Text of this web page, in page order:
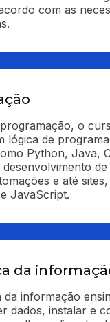
com as
o
lógica de
Python, Java,
e até
JavaScript.
da
da informação
dados, instalar e